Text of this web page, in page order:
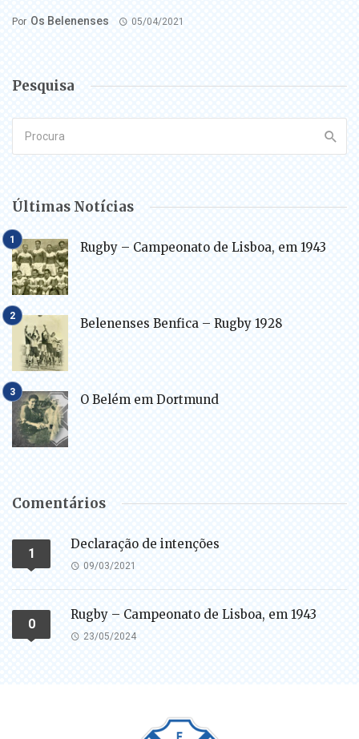
Por Os Belenenses 05/04/2021
Pesquisa
Últimas Notícias
Rugby – Campeonato de Lisboa, em 1943
Belenenses Benfica – Rugby 1928
O Belém em Dortmund
Comentários
1
Declaração de intenções
09/03/2021
0
Rugby – Campeonato de Lisboa, em 1943
23/05/2024